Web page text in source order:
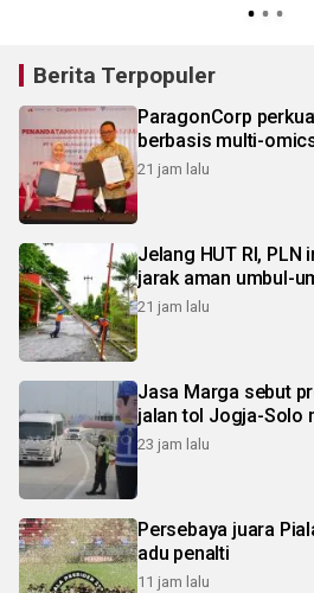
Berita Terpopuler
ParagonCorp
berbasis multi-
21 jam lalu
Jelang HUT RI, PLN
jarak aman umbul-
21 jam lalu
Jasa Marga sebut
jalan tol Jogja-Solo
23 jam lalu
Persebaya juara
adu penalti
11 jam lalu